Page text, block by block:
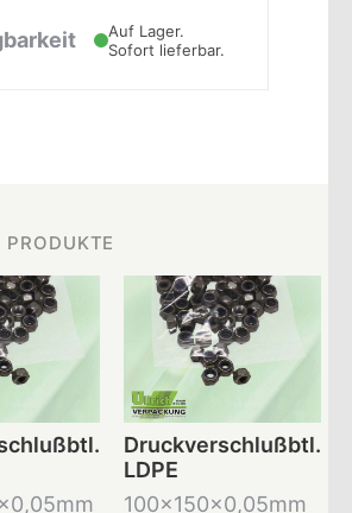
Auf Lager.
Sofort lieferbar.
Druckverschlußbtl.
LDPE
100x150x0,05mm